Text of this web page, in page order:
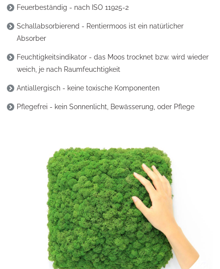
Feuerbeständig - nach ISO 11925-2
Schallabsorbierend - Rentiermoos ist ein natürlicher
Absorber
Feuchtigkeitsindikator - das Moos trocknet bzw. wird wieder
weich, je nach Raumfeuchtigkeit
Antiallergisch - keine toxische Komponenten
Pflegefrei - kein Sonnenlicht, Bewässerung, oder Pflege